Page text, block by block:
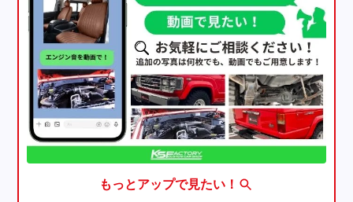
もっとアップで見たい！